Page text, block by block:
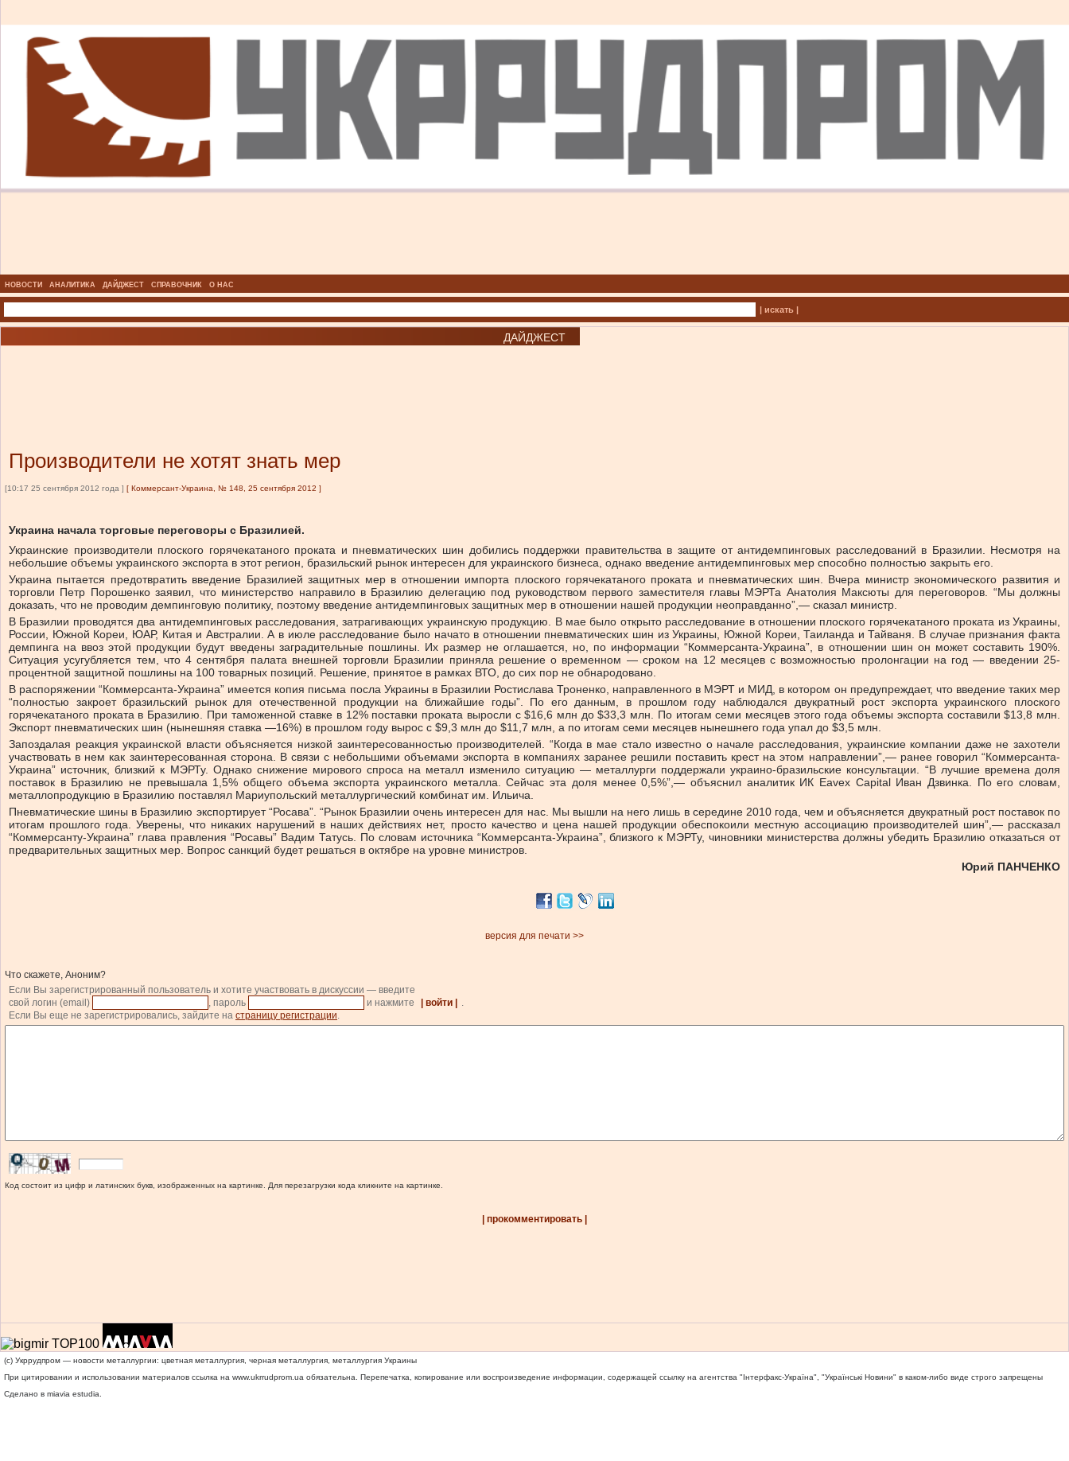
НОВОСТИ АНАЛИТИКА ДАЙДЖЕСТ СПРАВОЧНИК О НАС
| искать |
ДАЙДЖЕСТ
Производители не хотят знать мер
[10:17 25 сентября 2012 года ] [ Коммерсант-Украина, № 148, 25 сентября 2012 ]
Украина начала торговые переговоры с Бразилией.
Украинские производители плоского горячекатаного проката и пневматических шин добились поддержки правительства в защите от антидемпинговых расследований в Бразилии. Несмотря на
небольшие объемы украинского экспорта в этот регион, бразильский рынок интересен для украинского бизнеса, однако введение антидемпинговых мер способно полностью закрыть его.
Украина пытается предотвратить введение Бразилией защитных мер в отношении импорта плоского горячекатаного проката и пневматических шин. Вчера министр экономического развития и
торговли Петр Порошенко заявил, что министерство направило в Бразилию делегацию под руководством первого заместителя главы МЭРТа Анатолия Максюты для переговоров. “Мы должны
доказать, что не проводим демпинговую политику, поэтому введение антидемпинговых защитных мер в отношении нашей продукции неоправданно”,— сказал министр.
В Бразилии проводятся два антидемпинговых расследования, затрагивающих украинскую продукцию. В мае было открыто расследование в отношении плоского горячекатаного проката из Украины,
России, Южной Кореи, ЮАР, Китая и Австралии. А в июле расследование было начато в отношении пневматических шин из Украины, Южной Кореи, Таиланда и Тайваня. В случае признания факта
демпинга на ввоз этой продукции будут введены заградительные пошлины. Их размер не оглашается, но, по информации “Коммерсанта-Украина”, в отношении шин он может составить 190%.
Ситуация усугубляется тем, что 4 сентября палата внешней торговли Бразилии приняла решение о временном — сроком на 12 месяцев с возможностью пролонгации на год — введении 25-
процентной защитной пошлины на 100 товарных позиций. Решение, принятое в рамках ВТО, до сих пор не обнародовано.
В распоряжении “Коммерсанта-Украина” имеется копия письма посла Украины в Бразилии Ростислава Троненко, направленного в МЭРТ и МИД, в котором он предупреждает, что введение таких мер
“полностью закроет бразильский рынок для отечественной продукции на ближайшие годы”. По его данным, в прошлом году наблюдался двукратный рост экспорта украинского плоского
горячекатаного проката в Бразилию. При таможенной ставке в 12% поставки проката выросли с $16,6 млн до $33,3 млн. По итогам семи месяцев этого года объемы экспорта составили $13,8 млн.
Экспорт пневматических шин (нынешняя ставка —16%) в прошлом году вырос с $9,3 млн до $11,7 млн, а по итогам семи месяцев нынешнего года упал до $3,5 млн.
Запоздалая реакция украинской власти объясняется низкой заинтересованностью производителей. “Когда в мае стало известно о начале расследования, украинские компании даже не захотели
участвовать в нем как заинтересованная сторона. В связи с небольшими объемами экспорта в компаниях заранее решили поставить крест на этом направлении”,— ранее говорил “Коммерсанта-
Украина” источник, близкий к МЭРТу. Однако снижение мирового спроса на металл изменило ситуацию — металлурги поддержали украино-бразильские консультации. “В лучшие времена доля
поставок в Бразилию не превышала 1,5% общего объема экспорта украинского металла. Сейчас эта доля менее 0,5%”,— объяснил аналитик ИК Eavex Capital Иван Дзвинка. По его словам,
металлопродукцию в Бразилию поставлял Мариупольский металлургический комбинат им. Ильича.
Пневматические шины в Бразилию экспортирует “Росава”. “Рынок Бразилии очень интересен для нас. Мы вышли на него лишь в середине 2010 года, чем и объясняется двукратный рост поставок по
итогам прошлого года. Уверены, что никаких нарушений в наших действиях нет, просто качество и цена нашей продукции обеспокоили местную ассоциацию производителей шин”,— рассказал
“Коммерсанту-Украина” глава правления “Росавы” Вадим Татусь. По словам источника “Коммерсанта-Украина”, близкого к МЭРТу, чиновники министерства должны убедить Бразилию отказаться от
предварительных защитных мер. Вопрос санкций будет решаться в октябре на уровне министров.
Юрий ПАНЧЕНКО
версия для печати >>
Что скажете, Аноним?
Если Вы зарегистрированный пользователь и хотите участвовать в дискуссии — введите
свой логин (email)
, пароль и нажмите | войти |
.
Если Вы еще не зарегистрировались, зайдите на страницу регистрации.
Код состоит из цифр и латинских букв, изображенных на картинке. Для перезагрузки кода кликните на картинке.
| прокомментировать |
(c) Укррудпром — новости металлургии: цветная металлургия, черная металлургия, металлургия Украины
При цитировании и использовании материалов ссылка на www.ukrrudprom.ua обязательна. Перепечатка, копирование или воспроизведение информации, содержащей ссылку на агентства "Iнтерфакс-Україна", "Українськi Новини" в каком-либо виде строго запрещены
Сделано в miavia estudia.